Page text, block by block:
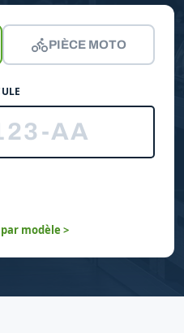
PIÈCE MOTO
modèle >